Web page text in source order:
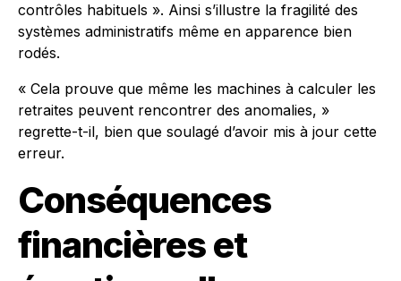
contrôles habituels ». Ainsi s’illustre la fragilité des
systèmes administratifs même en apparence bien
rodés.
« Cela prouve que même les machines à calculer les
retraites peuvent rencontrer des anomalies, »
regrette-t-il, bien que soulagé d’avoir mis à jour cette
erreur.
Conséquences
financières et